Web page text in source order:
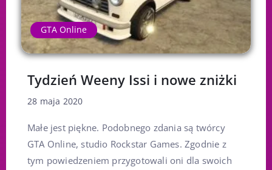
GTA Online
Tydzień Weeny Issi i nowe zniżki
28 maja 2020
Małe jest piękne. Podobnego zdania są twórcy
GTA Online, studio Rockstar Games. Zgodnie z
tym powiedzeniem przygotowali oni dla swoich